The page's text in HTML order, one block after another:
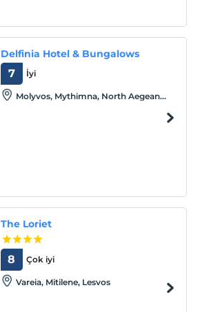
Delfinia Hotel & Bungalows
İyi
7
Molyvos, Mythimna, North Aegean
The Loriet
Çok iyi
8
Vareia, Mitilene, Lesvos